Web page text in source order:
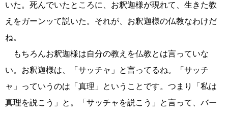
いた。死んでいたところに、お釈迦様が現れて、生きた教
えをガーンッて説いた。それが、お釈迦様の仏教なわけだ
ね。
もちろんお釈迦様は自分の教えを仏教とは言っていな
い。お釈迦様は、「サッチャ」と言ってるね。「サッチ
ャ」っていうのは「真理」ということです。つまり「私は
真理を説こう」と。「サッチャを説こう」と言って、バー